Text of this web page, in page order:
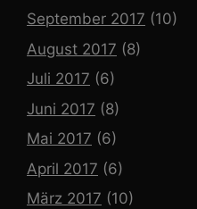
September 2017 (10)
August 2017 (8)
Juli 2017 (6)
Juni 2017 (8)
Mai 2017 (6)
April 2017 (6)
März 2017 (10)